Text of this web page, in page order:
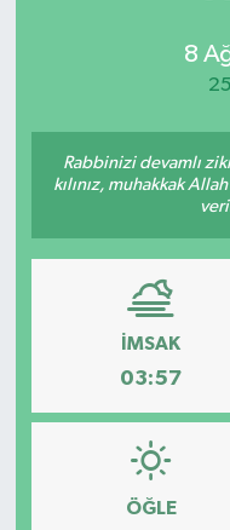
8
Rabbinizi devamlı
kılınız, muhakkak
İMSAK
03:57
ÖĞLE
Yaşam